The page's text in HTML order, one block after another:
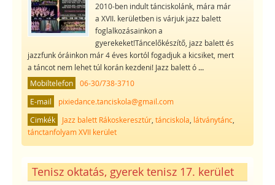
2010-ben indult tánciskolánk, mára már
a XVII. kerületben is várjuk jazz balett
foglalkozásainkon a
gyerekeket!Táncelőkészítő, jazz balett és
jazzfunk óráinkon már 4 éves kortól fogadjuk a kicsiket, mert
a táncot nem lehet túl korán kezdeni! Jazz balett ó...
Mobiltelefon
06-30/738-3710
E-mail
pixiedance.tanciskola@gmail.com
Cimkék
Jazz balett Rákoskeresztúr, tánciskola látványtánc,
tánctanfolyam XVII kerület
Tenisz oktatás, gyerek tenisz 17. kerület